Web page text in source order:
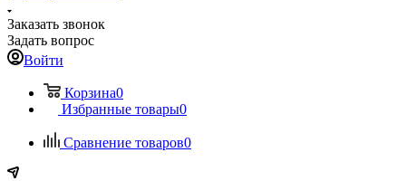
Заказать звонок
Задать вопрос
Войти
Корзина0
Избранные товары0
Сравнение товаров0